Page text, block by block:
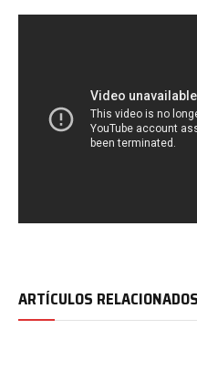
ARTÍCULOS RELACIONADOS